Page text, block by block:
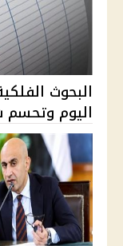
البحوث
اليوم وتحسم